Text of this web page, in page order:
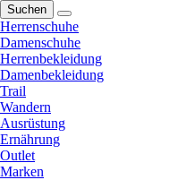
Suchen
Herrenschuhe
Damenschuhe
Herrenbekleidung
Damenbekleidung
Trail
Wandern
Ausrüstung
Ernährung
Outlet
Marken